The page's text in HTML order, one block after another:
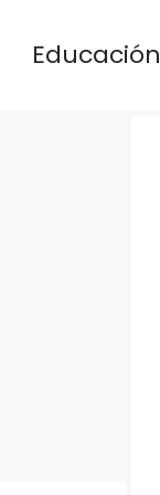
Educación